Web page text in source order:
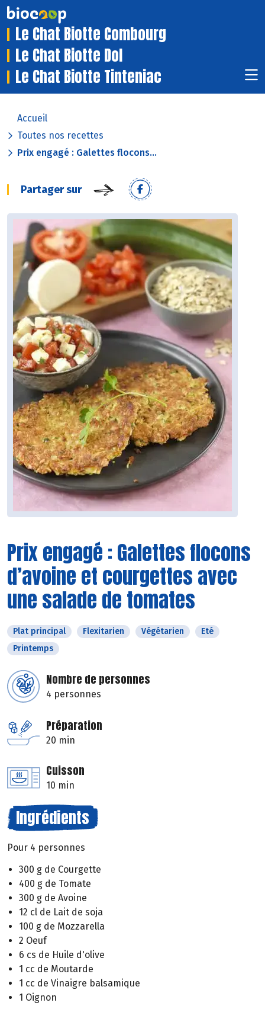
Le Chat Biotte Combourg
Le Chat Biotte Dol
Le Chat Biotte Tinteniac
Accueil
Toutes nos recettes
Prix engagé : Galettes flocons...
Partager sur
Prix engagé : Galettes flocons
d’avoine et courgettes avec
une salade de tomates
Plat principal Flexitarien Végétarien
Eté
Printemps
Nombre de personnes
4 personnes
Préparation
20 min
Cuisson
10 min
Ingrédients
Pour 4 personnes
300 g de Courgette
400 g de Tomate
300 g de Avoine
12 cl de Lait de soja
100 g de Mozzarella
2 Oeuf
6 cs de Huile d'olive
1 cc de Moutarde
1 cc de Vinaigre balsamique
1 Oignon